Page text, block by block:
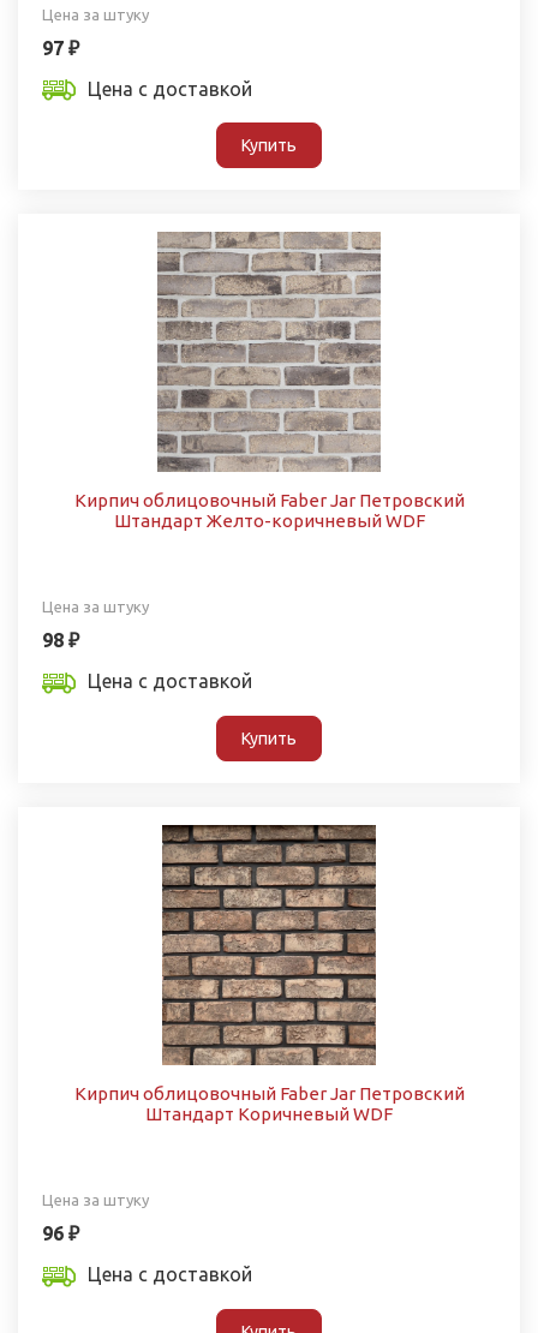
Цена за штуку
97 ₽
Цена с доставкой
Купить
Кирпич облицовочный Faber Jar Петровский
Штандарт Желто-коричневый WDF
Цена за штуку
98 ₽
Цена с доставкой
Купить
Кирпич облицовочный Faber Jar Петровский
Штандарт Коричневый WDF
Цена за штуку
96 ₽
Цена с доставкой